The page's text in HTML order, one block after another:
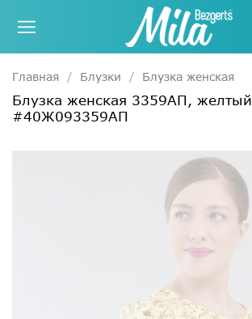
Главная Блузки Блузка женская
Блузка женская 3359АП, желтый
#40Ж093359АП